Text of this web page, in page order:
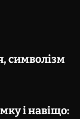
символізм
і навіщо: